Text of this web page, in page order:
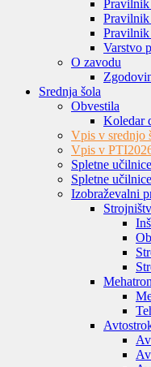
Pravilnik
Pravilnik
Varstvo
O zavodu
Srednja šola
Obvestila
Koledar
Vpis v srednjo
Vpis v PTI
Spletne
Spletne
Izobraževalni